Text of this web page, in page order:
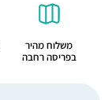
משלוח מהיר
בפריסה רחבה